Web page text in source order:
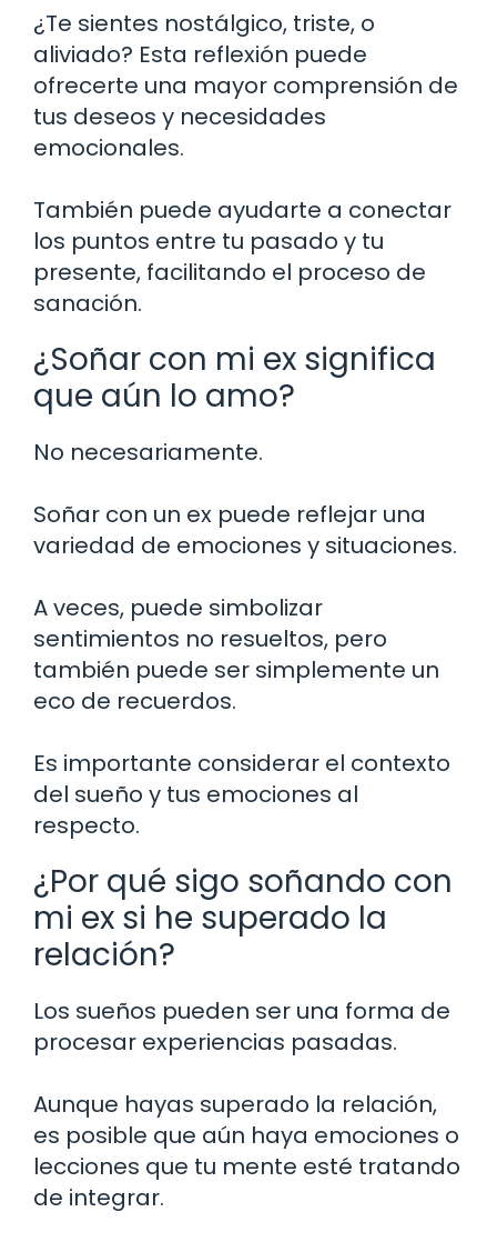
¿Te sientes nostálgico, triste, o
aliviado? Esta reflexión puede
ofrecerte una mayor comprensión de
tus deseos y necesidades
emocionales.
También puede ayudarte a conectar
los puntos entre tu pasado y tu
presente, facilitando el proceso de
sanación.
¿Soñar con mi ex significa
que aún lo amo?
No necesariamente.
Soñar con un ex puede reflejar una
variedad de emociones y situaciones.
A veces, puede simbolizar
sentimientos no resueltos, pero
también puede ser simplemente un
eco de recuerdos.
Es importante considerar el contexto
del sueño y tus emociones al
respecto.
¿Por qué sigo soñando con
mi ex si he superado la
relación?
Los sueños pueden ser una forma de
procesar experiencias pasadas.
Aunque hayas superado la relación,
es posible que aún haya emociones o
lecciones que tu mente esté tratando
de integrar.